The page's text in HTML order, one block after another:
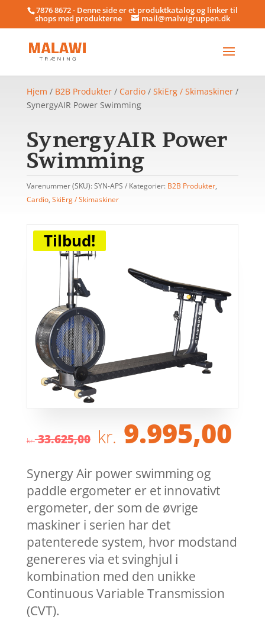
7876 8672 - Denne side er et produktkatalog og linker til
shops med produkterne mail@malwigruppen.dk
Hjem / B2B Produkter/ Cardio/ SkiErg / Skimaskiner/
SynergyAIR Power Swimming
SynergyAIR Power
Swimming
Varenummer (SKU): SYN-APS Kategorier: B2B Produkter,
Cardio, SkiErg / Skimaskiner
Tilbud!
kr.33.625,00 Den
oprindelige
var:
kr.
kr. 9.995,00
Synergy Air power swimming og
paddle ergometer er et innovativt
ergometer, der som de øvrige
maskiner i serien har det
patenterede system, hvor modstand
genereres via et svinghjul i
kombination med den unikke
Continuous Variable Transmission
(CVT).